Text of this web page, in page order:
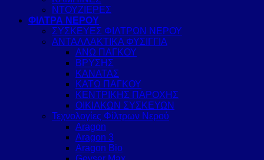
ΝΤΟΥΖΙΕΡΕΣ
ΦΙΛΤΡΑ ΝΕΡΟΥ
ΣΥΣΚΕΥΕΣ ΦΙΛΤΡΩΝ ΝΕΡΟΥ
ΑΝΤΑΛΛΑΚΤΙΚΑ ΦΥΣΙΓΓΙΑ
ΑΝΩ ΠΑΓΚΟΥ
ΒΡΥΣΗΣ
ΚΑΝΑΤΑΣ
ΚΑΤΩ ΠΑΓΚΟΥ
ΚΕΝΤΡΙΚΗΣ ΠΑΡΟΧΗΣ
ΟΙΚΙΑΚΩΝ ΣΥΣΚΕΥΩΝ
Τεχνολογίες Φίλτρων Νερού
Aragon
Aragon 3
Aragon Bio